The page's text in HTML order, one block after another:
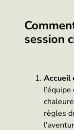
session
Accueil
règles